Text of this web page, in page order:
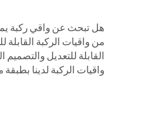
هل تبحث عن واقي ركبة
من واقيات الركبة
القابلة للتعديل
واقيات الركبة لدينا